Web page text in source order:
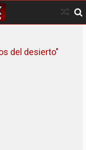
del desierto"